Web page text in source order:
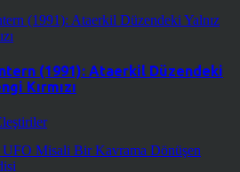
(1991): Ataerkil Düzendeki
Kırmızı